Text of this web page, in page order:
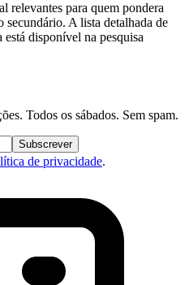
relevantes para quem pondera
secundário. A lista detalhada de
disponível na pesquisa
Todos os sábados. Sem spam.
Subscrever
de privacidade.